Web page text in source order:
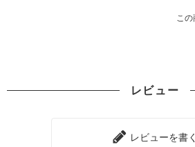
こ
レビュー
レビューを書く